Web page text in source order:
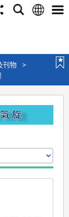
搜
语
选
刊物
>